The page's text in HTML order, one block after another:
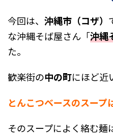
今回は、 沖縄市（コザ）
な沖縄そば屋さん「沖縄
た。
歓楽街の中の町にほど近
とんこつベースのスープ
そのスープによく絡む麺